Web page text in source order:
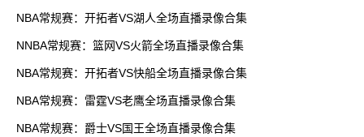
NBA常规赛：开拓者VS湖人全场直播录像合集
NNBA常规赛：篮网VS火箭全场直播录像合集
NBA常规赛：开拓者VS快船全场直播录像合集
NBA常规赛：雷霆VS老鹰全场直播录像合集
NBA常规赛：爵士VS国王全场直播录像合集